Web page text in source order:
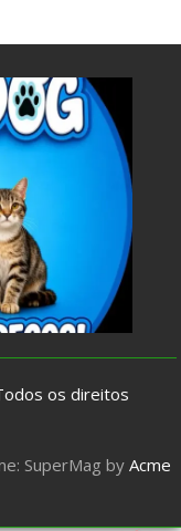
os direitos
SuperMag byAcme